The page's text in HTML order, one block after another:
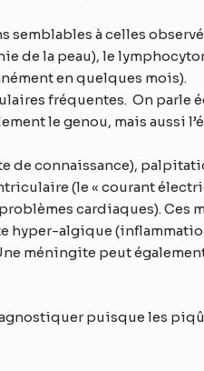
semblables à celles
de la peau), le
en quelques mois).
fréquentes. On parle
le genou, mais aussi
de connaissance),
(le « courant
cardiaques).
algique
méningite peut
puisque les